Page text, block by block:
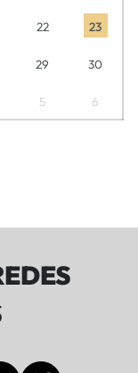
22 23
29 30
5 6